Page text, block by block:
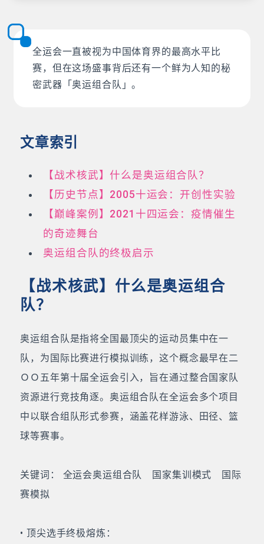
全运会一直被视为中国体育界的最高水平比
赛，但在这场盛事背后还有一个鲜为人知的秘
密武器「奥运组合队」。
文章索引
【战术核武】什么是奥运组合队？
【历史节点】2005十运会：开创性实验
【巅峰案例】2021十四运会：疫情催生
的奇迹舞台
奥运组合队的终极启示
【战术核武】什么是奥运组合
队？
奥运组合队是指将全国最顶尖的运动员集中在一
队，为国际比赛进行模拟训练，这个概念最早在二
ＯＯ五年第十届全运会引入，旨在通过整合国家队
资源进行竞技角逐。奥运组合队在全运会多个项目
中以联合组队形式参赛，涵盖花样游泳、田径、篮
球等赛事。
关键词： 全运会奥运组合队 国家集训模式 国际
赛模拟
• 顶尖选手终极熔炼：